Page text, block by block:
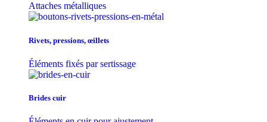
Attaches métalliques
Rivets, pressions, œillets
Éléments fixés par sertissage
Brides cuir